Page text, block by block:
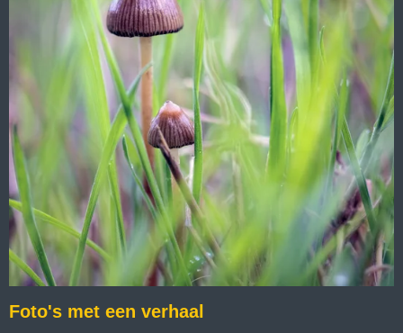
Foto's met een verhaal